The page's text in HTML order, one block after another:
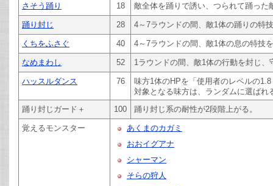
さそう踊り 18 敵全体を踊りで誘い、つられて踊っ
踊り封じ 28 4～7ラウンドの間、敵1体の踊りの特
くちをふさぐ 40 4～7ラウンドの間、敵1体の息の特技
なめまわし 52 1ラウンドの間、敵1体の行動を封じ、
ハッスルダンス 76
味方1体のHPを「使用者のレベルの
対象となる味方は、ランダムに選ばれ
踊り封じガード＋
100 踊り封じ系の耐性が2段階上がる。
覚えるモンスター
あくまのカガミ
おおイグアナ
シャーマン
そらの狩人